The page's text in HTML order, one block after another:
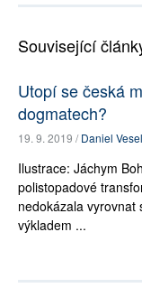
Související
Utopí se česká
dogmatech?
19. 9. 2019 /Daniel
Ilustrace: Jáchym
polistopadové
nedokázala vyrovnat
výkladem ...